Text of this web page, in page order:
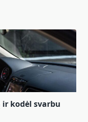
kodėl svarbu